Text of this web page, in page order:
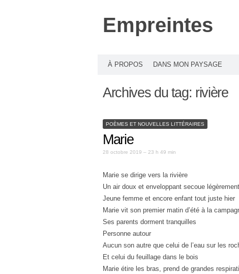
Empreintes
À PROPOS DANS MON PAYSAGE
Archives du tag: rivière
POÈMES ET NOUVELLES LITTÉRAIRES
Marie
28 octobre 2019 – 23 h 49 min
Marie se dirige vers la rivière
Un air doux et enveloppant secoue
Jeune femme et encore enfant tout juste hier
Marie vit son premier matin d’été à la
Ses parents dorment tranquilles
Personne autour
Aucun son autre que celui de l’eau sur les
Et celui du feuillage dans le bois
Marie étire les bras, prend de grandes